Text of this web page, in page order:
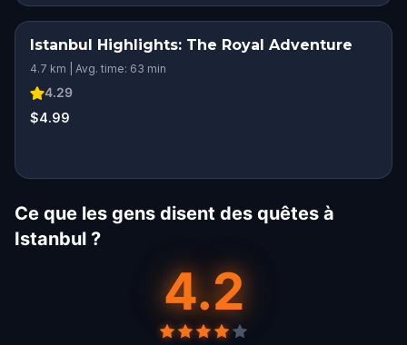
Istanbul Highlights: The Royal Adventure
4.7 km | Avg. time: 63 min
4.29
$4.99
Ce que les gens disent des quêtes à
Istanbul ?
4.2